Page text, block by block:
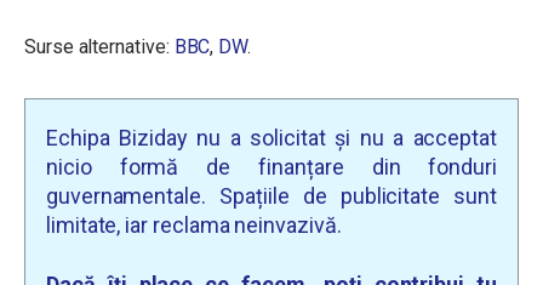
Surse alternative: BBC, DW.
Echipa Biziday nu a solicitat și nu a acceptat
nicio formă de finanțare din fonduri
guvernamentale. Spațiile de publicitate sunt
limitate, iar reclama neinvazivă.